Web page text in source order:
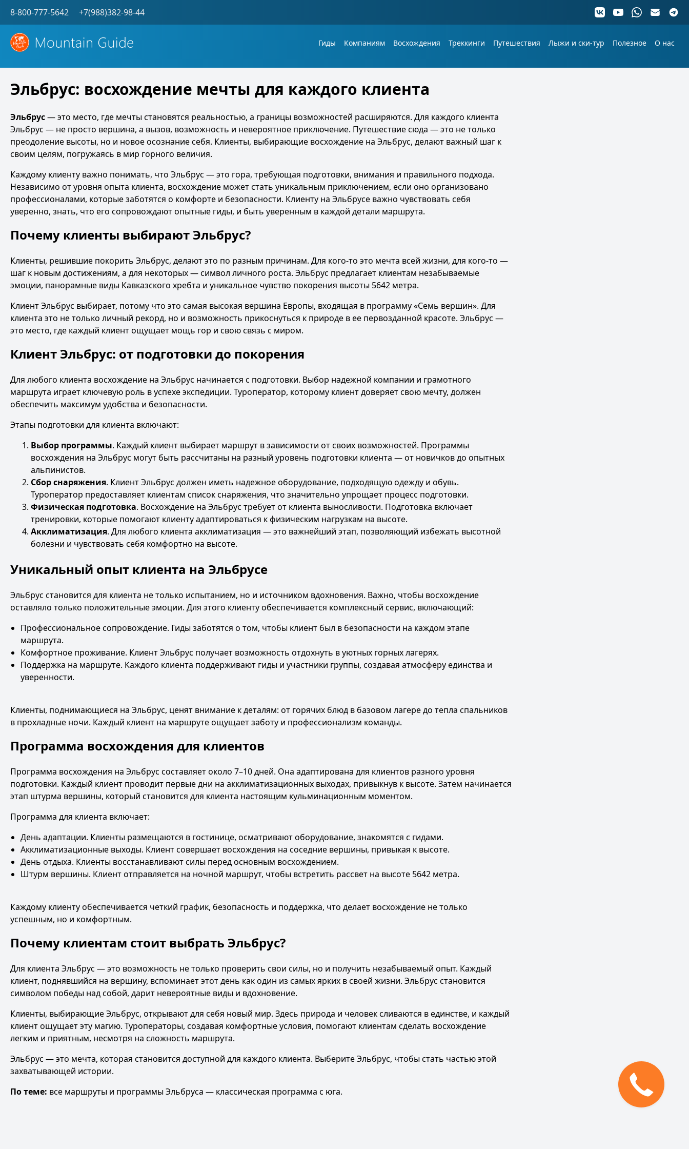
8-800-777-5642 +7(988)382-98-44
Гиды Компаниям Восхождения Треккинги Путешествия Лыжи и ски-тур Полезное О нас
Эльбрус: восхождение мечты для каждого клиента
Эльбрус— это место, где мечты становятся реальностью, а границы возможностей расширяются. Для каждого клиента
Эльбрус — не просто вершина, а вызов, возможность и невероятное приключение. Путешествие сюда — это не только
преодоление высоты, но и новое осознание себя. Клиенты, выбирающие восхождение на Эльбрус, делают важный шаг к
своим целям, погружаясь в мир горного величия.
Каждому клиенту важно понимать, что Эльбрус — это гора, требующая подготовки, внимания и правильного подхода.
Независимо от уровня опыта клиента, восхождение может стать уникальным приключением, если оно организовано
профессионалами, которые заботятся о комфорте и безопасности. Клиенту на Эльбрусе важно чувствовать себя
уверенно, знать, что его сопровождают опытные гиды, и быть уверенным в каждой детали маршрута.
Почему клиенты выбирают Эльбрус?
Клиенты, решившие покорить Эльбрус, делают это по разным причинам. Для кого-то это мечта всей жизни, для кого-то —
шаг к новым достижениям, а для некоторых — символ личного роста. Эльбрус предлагает клиентам незабываемые
эмоции, панорамные виды Кавказского хребта и уникальное чувство покорения высоты 5642 метра.
Клиент Эльбрус выбирает, потому что это самая высокая вершина Европы, входящая в программу «Семь вершин». Для
клиента это не только личный рекорд, но и возможность прикоснуться к природе в ее первозданной красоте. Эльбрус —
это место, где каждый клиент ощущает мощь гор и свою связь с миром.
Клиент Эльбрус: от подготовки до покорения
Для любого клиента восхождение на Эльбрус начинается с подготовки. Выбор надежной компании и грамотного
маршрута играет ключевую роль в успехе экспедиции. Туроператор, которому клиент доверяет свою мечту, должен
обеспечить максимум удобства и безопасности.
Этапы подготовки для клиента включают:
Выбор программы. Каждый клиент выбирает маршрут в зависимости от своих возможностей. Программы
восхождения на Эльбрус могут быть рассчитаны на разный уровень подготовки клиента — от новичков до опытных
альпинистов.
Сбор снаряжения. Клиент Эльбрус должен иметь надежное оборудование, подходящую одежду и обувь.
Туроператор предоставляет клиентам список снаряжения, что значительно упрощает процесс подготовки.
Физическая подготовка. Восхождение на Эльбрус требует от клиента выносливости. Подготовка включает
тренировки, которые помогают клиенту адаптироваться к физическим нагрузкам на высоте.
Акклиматизация. Для любого клиента акклиматизация — это важнейший этап, позволяющий избежать высотной
болезни и чувствовать себя комфортно на высоте.
Уникальный опыт клиента на Эльбрусе
Эльбрус становится для клиента не только испытанием, но и источником вдохновения. Важно, чтобы восхождение
оставляло только положительные эмоции. Для этого клиенту обеспечивается комплексный сервис, включающий:
Профессиональное сопровождение. Гиды заботятся о том, чтобы клиент был в безопасности на каждом этапе
маршрута.
Комфортное проживание. Клиент Эльбрус получает возможность отдохнуть в уютных горных лагерях.
Поддержка на маршруте. Каждого клиента поддерживают гиды и участники группы, создавая атмосферу единства и
уверенности.
Клиенты, поднимающиеся на Эльбрус, ценят внимание к деталям: от горячих блюд в базовом лагере до тепла спальников
в прохладные ночи. Каждый клиент на маршруте ощущает заботу и профессионализм команды.
Программа восхождения для клиентов
Программа восхождения на Эльбрус составляет около 7–10 дней. Она адаптирована для клиентов разного уровня
подготовки. Каждый клиент проводит первые дни на акклиматизационных выходах, привыкнув к высоте. Затем начинается
этап штурма вершины, который становится для клиента настоящим кульминационным моментом.
Программа для клиента включает:
День адаптации. Клиенты размещаются в гостинице, осматривают оборудование, знакомятся с гидами.
Акклиматизационные выходы. Клиент совершает восхождения на соседние вершины, привыкая к высоте.
День отдыха. Клиенты восстанавливают силы перед основным восхождением.
Штурм вершины. Клиент отправляется на ночной маршрут, чтобы встретить рассвет на высоте 5642 метра.
Каждому клиенту обеспечивается четкий график, безопасность и поддержка, что делает восхождение не только
успешным, но и комфортным.
Почему клиентам стоит выбрать Эльбрус?
Для клиента Эльбрус — это возможность не только проверить свои силы, но и получить незабываемый опыт. Каждый
клиент, поднявшийся на вершину, вспоминает этот день как один из самых ярких в своей жизни. Эльбрус становится
символом победы над собой, дарит невероятные виды и вдохновение.
Клиенты, выбирающие Эльбрус, открывают для себя новый мир. Здесь природа и человек сливаются в единстве, и каждый
клиент ощущает эту магию. Туроператоры, создавая комфортные условия, помогают клиентам сделать восхождение
легким и приятным, несмотря на сложность маршрута.
Эльбрус — это мечта, которая становится доступной для каждого клиента. Выберите Эльбрус, чтобы стать частью этой
захватывающей истории.
По теме: все маршруты и программы Эльбруса — классическая программа с юга.